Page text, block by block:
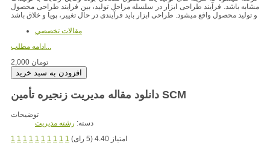
مشابه باشد. فرآیند طراحی ابزار در سلسله مراحل تولید، بین فرایند طراحی محصول
و تولید محصول واقع میشود. طراحی ابزار باید فرآیندی در حال تغییر، پویا و خلاق باشد
مقالات تخصصي
2,000 تومان
دانلود مقاله مدیریت زنجیره تأمین SCM
توضیحات
دسته: رشته مديريت
1 1 1 1 1 1 1 1 1 1
امتیاز 4.40 (5 رای)